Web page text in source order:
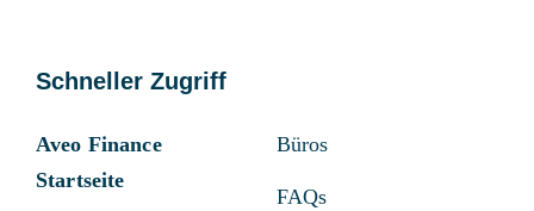
Schneller Zugriff
Aveo Finance
Startseite
Büros
FAQs